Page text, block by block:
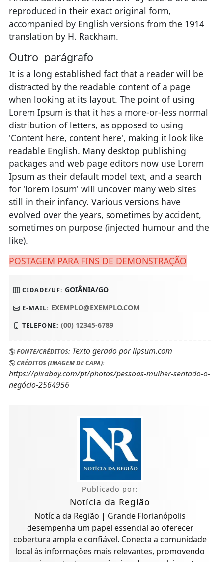
reproduced in their exact original form,
accompanied by English versions from the 1914
translation by H. Rackham.
Outro parágrafo
It is a long established fact that a reader will be
distracted by the readable content of a page
when looking at its layout. The point of using
Lorem Ipsum is that it has a more-or-less normal
distribution of letters, as opposed to using
'Content here, content here', making it look like
readable English. Many desktop publishing
packages and web page editors now use Lorem
Ipsum as their default model text, and a search
for 'lorem ipsum' will uncover many web sites
still in their infancy. Various versions have
evolved over the years, sometimes by accident,
sometimes on purpose (injected humour and the
like).
POSTAGEM PARA FINS DE DEMONSTRAÇÃO
CIDADE/UF: GOIÂNIA/GO
E-MAIL: EXEMPLO@EXEMPLO.COM
TELEFONE: (00) 12345-6789
FONTE/CRÉDITOS:Texto gerado por lipsum.com
CRÉDITOS (IMAGEM DE CAPA):
https://pixabay.com/pt/photos/pessoas-mulher-sentado-o-
negócio-2564956
Publicado por:
Notícia da Região
Notícia da Região | Grande Florianópolis
desempenha um papel essencial ao oferecer
cobertura ampla e confiável. Conecta a comunidade
local às informações mais relevantes, promovendo